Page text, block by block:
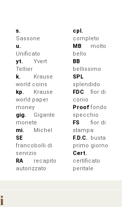
s.
Sassone
u.
Unificato
yt.
Yvert
Tellier
k.
Krause
world coins
kp.
Krause
world paper
money
gig.
Gigante
monete
mi.
Michel
SE
francobolli di
servizio
RA
recapito
autorizzato
cpl.
completo
MB
molto
bello
BB
bellissimo
SPL
splendido
FDC
fior di
conio
Prooffondo
specchio
FS
fior di
stampa
F.D.C.
busta
primo giorno
Cert.
certificato
peritale